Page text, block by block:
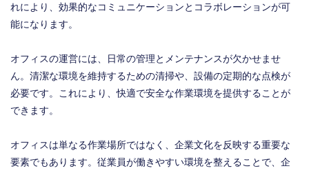
れにより、効果的なコミュニケーションとコラボレーションが可
能になります。
オフィスの運営には、日常の管理とメンテナンスが欠かせませ
ん。清潔な環境を維持するための清掃や、設備の定期的な点検が
必要です。これにより、快適で安全な作業環境を提供することが
できます。
オフィスは単なる作業場所ではなく、企業文化を反映する重要な
要素でもあります。従業員が働きやすい環境を整えることで、企